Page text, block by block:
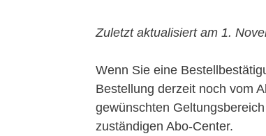
Zuletzt aktualisiert am 1.
Wenn Sie eine
Bestellung derzeit noch vom
gewünschten
zuständigen Abo-Center.